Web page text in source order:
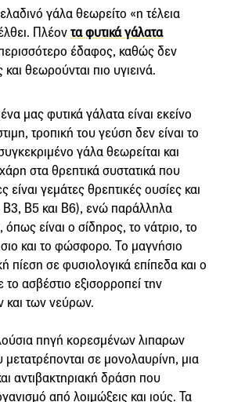
γάλα θεωρείτο «η τέλεια
Πλέοντα φυτικά γάλατα
έδαφος, καθώς δεν
θεωρούνται πιο υγιεινά.
μας φυτικά γάλατα είναι εκείνο
τροπική του γεύση δεν είναι το
γάλα θεωρείται και
στα θρεπτικά συστατικά που
είναι γεμάτες θρεπτικές ουσίες και
Β3, Β5 και Β6), ενώ παράλληλα
είναι ο σίδηρος, το νάτριο, το
και το φώσφορο. Το μαγνήσιο
πίεση σε φυσιολογικά επίπεδα και ο
ασβέστιο εξισορροπεί την
και των νεύρων.
πηγή κορεσμένων λιπαρων
σε μονολαυρίνη, μια
αντιβακτηριακή δράση που
από λοιμώξεις και ιούς. Τα